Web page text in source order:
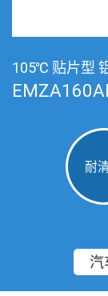
105℃ 贴片型
耐
汽